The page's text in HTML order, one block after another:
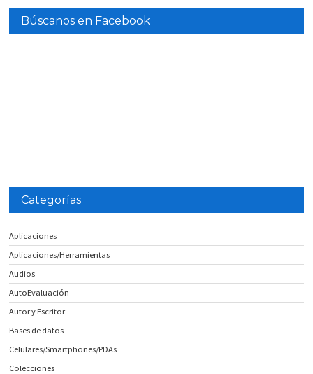
Búscanos en Facebook
Categorías
Aplicaciones
Aplicaciones/Herramientas
Audios
AutoEvaluación
Autor y Escritor
Bases de datos
Celulares/Smartphones/PDAs
Colecciones